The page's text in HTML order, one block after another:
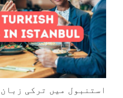
استنبول میں ترکی